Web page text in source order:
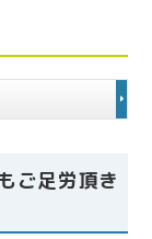
ご足労頂き